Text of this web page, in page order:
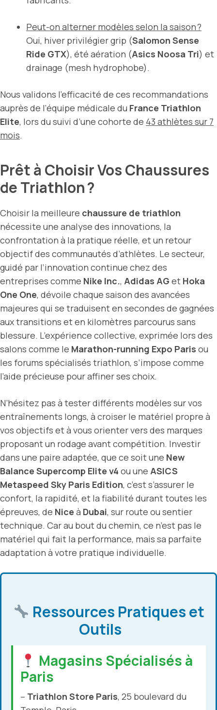
Peut-on alterner modèles selon la saison ?
Oui, hiver privilégier grip (Salomon Sense
Ride GTX), été aération (Asics Noosa Tri) et
drainage (mesh hydrophobe).
Nous validons l’efficacité de ces recommandations
auprès de l’équipe médicale du France Triathlon
Elite, lors du suivi d’une cohorte de 43 athlètes sur 7
mois.
Prêt à Choisir Vos Chaussures
de Triathlon ?
Choisir la meilleure chaussure de triathlon
nécessite une analyse des innovations, la
confrontation à la pratique réelle, et un retour
objectif des communautés d’athlètes. Le secteur,
guidé par l’innovation continue chez des
entreprises comme Nike Inc., Adidas AG et Hoka
One One, dévoile chaque saison des avancées
majeures qui se traduisent en secondes de gagnées
aux transitions et en kilomètres parcourus sans
blessure. L’expérience collective, exprimée lors des
salons comme le Marathon-running Expo Paris ou
les forums spécialisés triathlon, s’impose comme
l’aide précieuse pour affiner ses choix.
N’hésitez pas à tester différents modèles sur vos
entraînements longs, à croiser le matériel propre à
vos objectifs et à vous orienter vers des marques
proposant un rodage avant compétition. Investir
dans une paire adaptée, que ce soit une New
Balance Supercomp Elite v4 ou une ASICS
Metaspeed Sky Paris Edition, c’est s’assurer le
confort, la rapidité, et la fiabilité durant toutes les
épreuves, de Nice à Dubai, sur route ou sentier
technique. Car au bout du chemin, ce n’est pas le
matériel qui fait la performance, mais sa parfaite
adaptation à votre pratique individuelle.
Ressources Pratiques et
Outils
Magasins Spécialisés à
Paris
– Triathlon Store Paris, 25 boulevard du